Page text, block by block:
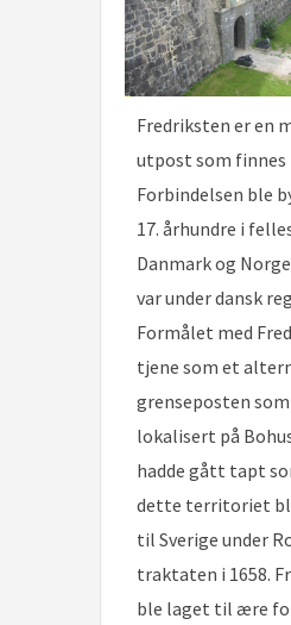
Fredriksten er en
utpost som finnes
Forbindelsen ble
17. århundre i
Danmark og
var under dansk
Formålet med
tjene som et
grenseposten
lokalisert på
hadde gått tapt
dette territoriet
til Sverige under
traktaten i 1658.
ble laget til ære